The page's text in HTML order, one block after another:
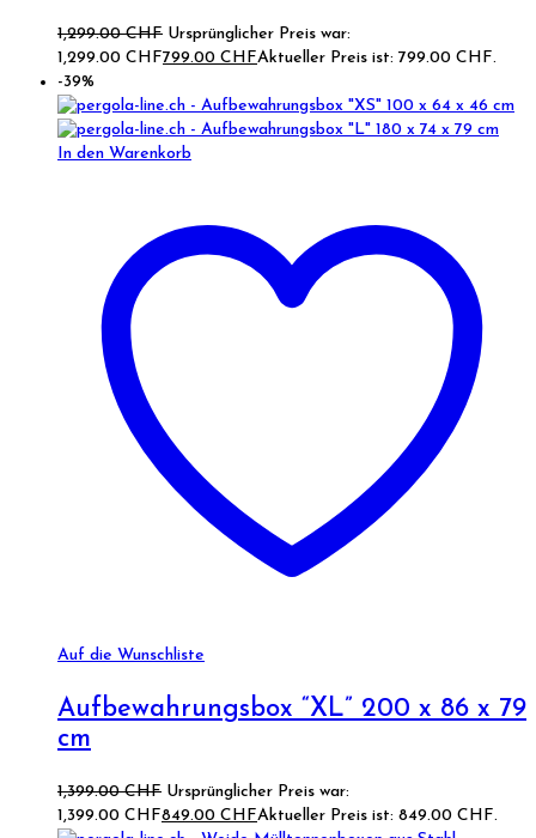
1,299.00CHF Ursprünglicher Preis war:
1,299.00 CHF799.00 CHFAktueller Preis ist: 799.00 CHF.
-39%
In den Warenkorb
Auf die Wunschliste
Aufbewahrungsbox “XL” 200 x 86 x 79
cm
1,399.00CHF Ursprünglicher Preis war:
1,399.00 CHF849.00 CHFAktueller Preis ist: 849.00 CHF.